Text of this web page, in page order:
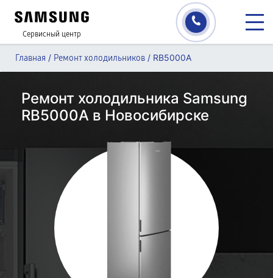
Сервисный центр
Главная / Ремонт холодильников / RB5000A
Ремонт холодильника Samsung
RB5000A в Новосибирске